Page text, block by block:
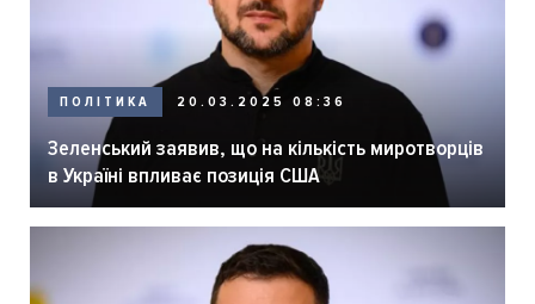
ПОЛІТИКА 20.03.2025 08:36
Зеленський заявив, що на кількість миротворців
в Україні впливає позиція США